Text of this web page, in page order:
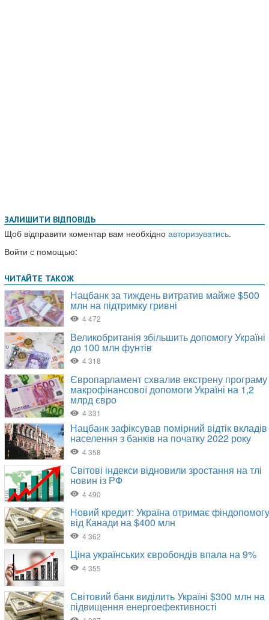
ЗАЛИШИТИ ВІДПОВІДЬ
Щоб відправити коментар вам необхідно авторизуватись.
Войти с помощью: